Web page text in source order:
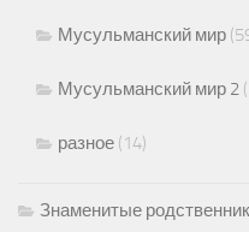
Мусульманский мир
Мусульманский мир 2
разное (14)
Знаменитые